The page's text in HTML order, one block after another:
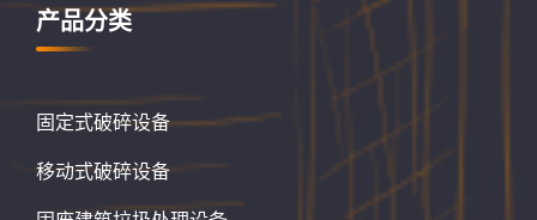
产品分类
固定式破碎设备
移动式破碎设备